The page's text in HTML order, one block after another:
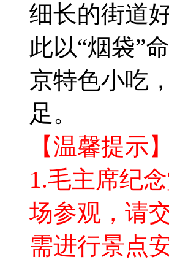
细长的街道
此以“烟袋”
京特色小吃
足。
【温馨提示
1.毛主席纪
场参观，请
需进行景点安